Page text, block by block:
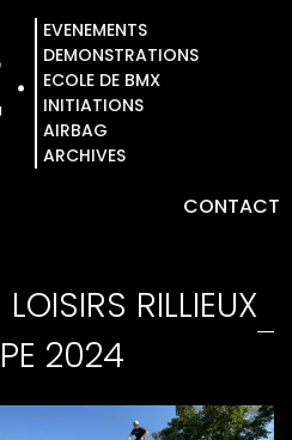
EVENEMENTS
DEMONSTRATIONS
ECOLE DE BMX
INITIATIONS
AIRBAG
ARCHIVES
CONTACT
RILLIEUX
2024